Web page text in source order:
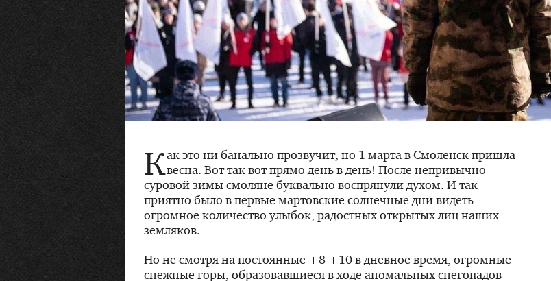
Как это ни банально прозвучит, но 1 марта в Смоленск пришла
весна. Вот так вот прямо день в день! После непривычно
суровой зимы смоляне буквально воспрянули духом. И так
приятно было в первые мартовские солнечные дни видеть
огромное количество улыбок, радостных открытых лиц наших
земляков.
Но не смотря на постоянные +8 +10 в дневное время, огромные
снежные горы, образовавшиеся в ходе аномальных снегопадов